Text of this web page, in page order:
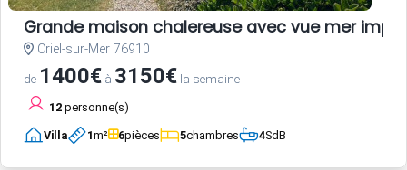
Grande maison chalereuse avec vue mer
Criel-sur-Mer 76910
de 1400€ à 3150€ la semaine
12 personne(s)
Villa 1m² 6pièces 5chambres 4SdB